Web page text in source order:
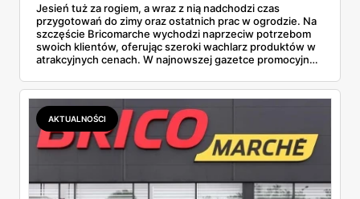
Jesień tuż za rogiem, a wraz z nią nadchodzi czas
przygotowań do zimy oraz ostatnich prac w ogrodzie. Na
szczęście Bricomarche wychodzi naprzeciw potrzebom
swoich klientów, oferując szeroki wachlarz produktów w
atrakcyjnych cenach. W najnowszej gazetce promocyjnej,
znajdziemy zarówno narzędzia i materiały budowlane, jak i
artykuły ogrodnicze, a nawet produkty dla zwierząt.
Przyjrzyjmy się bliżej, co tym razem przygotował dla nas
Bricomarche.
AKTUALNOŚCI